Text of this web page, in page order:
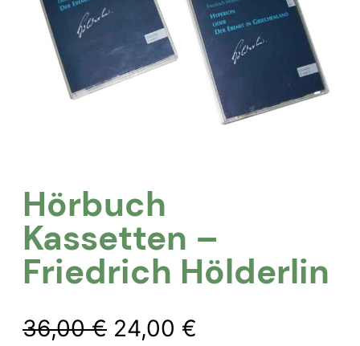
Hörbuch
Kassetten –
Friedrich Hölderlin
36,00€ Ursprünglicher
24,00 €